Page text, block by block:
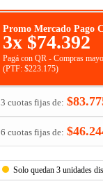
Promo Mercado Pago
3x $74.392
Pagá con QR - Compras
(PTF: $223.175)
3 cuotas fijas de: $
6 cuotas fijas de: $
Solo quedan 3 unidades